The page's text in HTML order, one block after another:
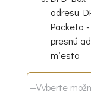
adresu
Packeta
presnú
miesta